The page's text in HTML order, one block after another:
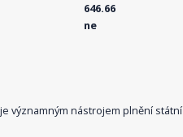
646.66
ne
významným nástrojem plnění státní